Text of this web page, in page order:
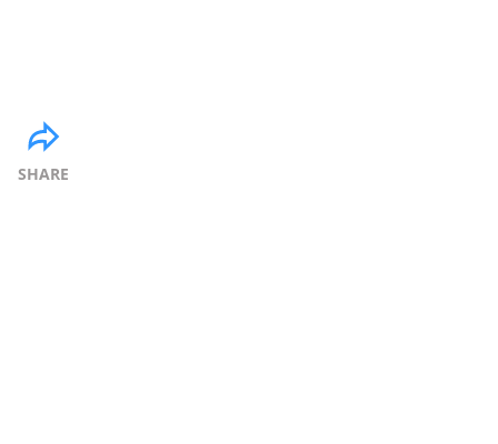
SHARE